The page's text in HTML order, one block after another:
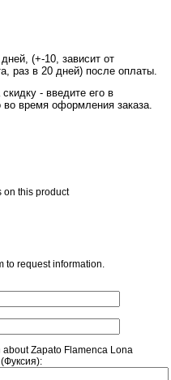
(+-10, зависит от
раз в 20 дней) после оплаты.
- введите его в
время оформления заказа.
on this product
to request information.
Zapato Flamenca Lona